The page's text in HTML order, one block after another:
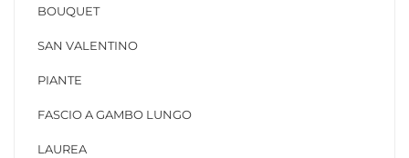
BOUQUET
SAN VALENTINO
PIANTE
FASCIO A GAMBO LUNGO
LAUREA